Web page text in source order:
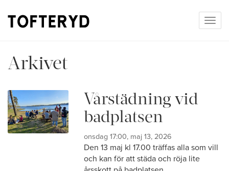
Arkivet
Vårstädning vid
badplatsen
onsdag 17:00, maj 13, 2026
Den 13 maj kl 17.00 träffas alla som vill
och kan för att städa och röja lite